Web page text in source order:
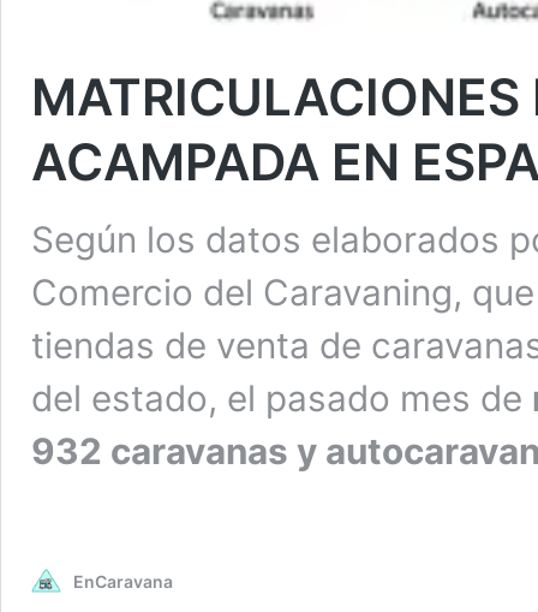
MATRICULACIONES
ACAMPADA EN
Según los datos elaborados
Comercio del Caravaning,
tiendas de venta de
del estado, el pasado mes de
932 caravanas y
EnCaravana